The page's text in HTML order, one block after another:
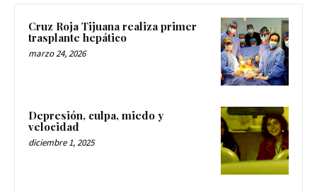
Cruz Roja Tijuana realiza primer
trasplante hepático
marzo 24, 2026
Depresión, culpa, miedo y
velocidad
diciembre 1, 2025